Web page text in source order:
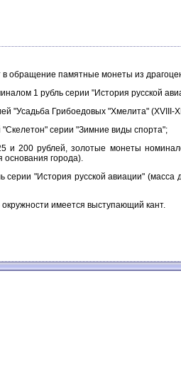
в обращение памятные монеты из
1 рубль серии "История русской
"Усадьба Грибоедовых "Хмелита" (XVIII-
серии "Зимние виды спорта";
рублей, золотые монеты
города).
"История русской авиации" (масса
имеется выступающий кант.